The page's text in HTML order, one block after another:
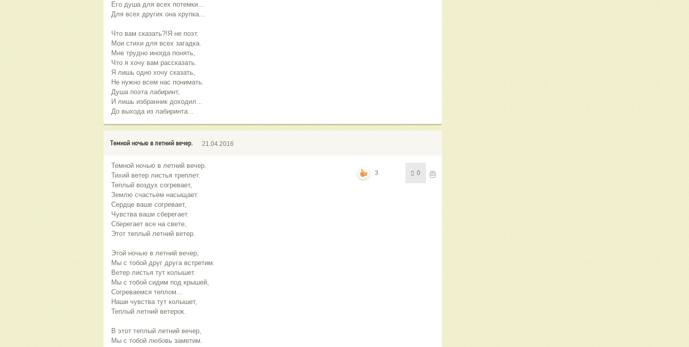
Его душа для всех потемки...
Для всех других она хрупка...
Что вам сказать?!Я не поэт.
Мои стихи для всех загадка.
Мне трудно иногда понять,
Что я хочу вам рассказать.
Я лишь одно хочу сказать,
Не нужно всем нас понимать.
Душа поэта лабиринт,
И лишь избранник доходил...
До выхода из лабиринта...
Темной ночью в летний вечер. 21.04.2016
Темной ночью в летний вечер.
Тихий ветер листья треплет.
Теплый воздух согревает,
Землю счастьем насыщает.
Сердце ваше согревает,
Чувства ваши сберегает.
Сберегает все на свете,
Этот теплый летний ветер.
Этой ночью в летний вечер,
Мы с тобой друг друга встретим.
Ветер листья тут колышет.
Мы с тобой сидим под крышей,
Согреваемся теплом...
Наши чувства тут колышет,
Теплый летний ветерок.
В этот теплый летний вечер,
Мы с тобой любовь заметим.
3 0